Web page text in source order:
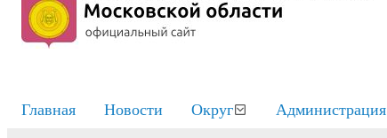
Главная Новости Округ Администрация